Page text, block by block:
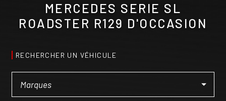
MERCEDES SERIE SL
ROADSTER R129 D'OCCASION
RECHERCHER UN VÉHICULE